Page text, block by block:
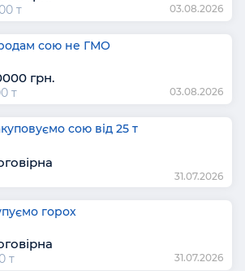
т 03.08.2026
сою не ГМО
грн.
т 03.08.2026
сою від 25 т
31.07.2026
горох
т 31.07.2026